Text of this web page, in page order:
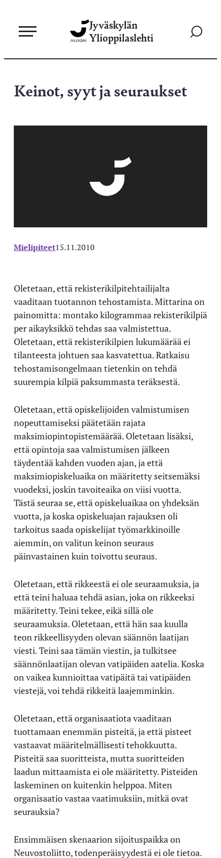
sisältöön
Jyväskylän
Ylioppilaslehti
Siirry
Keinot, syyt ja seuraukset
Mielipiteet15.11.2010
Oletetaan, että rekisterikilpitehtailijalta
vaaditaan tuotannon tehostamista. Mittarina on
painomitta: montako kilogrammaa rekisterikilpiä
per aikayksikkö tehdas saa valmistettua.
Oletetaan, että rekisterikilpien lukumäärää ei
tilanteesta johtuen saa kasvatettua. Ratkaisu
tehostamisongelmaan tietenkin on tehdä
suurempia kilpiä paksummasta teräksestä.
Oletetaan, että opiskelijoiden valmistumisen
nopeuttamiseksi päätetään rajata
maksimiopintopistemäärää. Oletetaan lisäksi,
että opintoja saa valmistumisen jälkeen
täydentää kahden vuoden ajan, ja että
maksimiopiskeluaika on määritetty seitsemäksi
vuodeksi, joskin tavoiteaika on viisi vuotta.
Tästä seuraa se, että opiskeluaikaa on yhdeksän
vuotta, ja koska opiskeluajan rajauksen oli
tarkoitus saada opiskelijat työmarkkinoille
aiemmin, on valitun keinon seuraus
päinvastainen kuin toivottu seuraus.
Oletetaan, että rikkeestä ei ole seuraamuksia, ja
että teini haluaa tehdä asian, joka on rikkeeksi
määritetty. Teini tekee, eikä sillä ole
seuraamuksia. Oletetaan, että hän saa kuulla
teon rikkeellisyyden olevan säännön laatijan
viesti. Teini saa tämän viestin, ja tulkitsee
säännönlaatijan olevan vatipäiden aatelia. Koska
on vaikea kunnioittaa vatipäitä tai vatipäiden
viestejä, voi tehdä rikkeitä laajemminkin.
Oletetaan, että organisaatiota vaaditaan
tuottamaan enemmän pisteitä, ja että pisteet
vastaavat määritelmällisesti tehokkuutta.
Pisteitä saa suoritteista, mutta suoritteiden
laadun mittaamista ei ole määritetty. Pisteiden
laskeminen on kuitenkin helppoa. Miten
organisaatio vastaa vaatimuksiin, mitkä ovat
seurauksia?
Ensimmäisen skenaarion sijoituspaikka on
Neuvostoliitto, todenperäisyydestä ei ole tietoa.